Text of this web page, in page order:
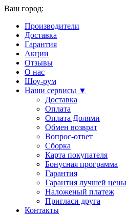
Ваш город:
Производители
Доставка
Гарантия
Акции
Отзывы
О нас
Шоу-рум
Наши сервисы ▼
Доставка
Оплата
Оплата Долями
Обмен возврат
Вопрос-ответ
Сборка
Карта покупателя
Бонусная программа
Гарантия
Гарантия лучшей цены
Наложеный платеж
Пригласи друга
Контакты